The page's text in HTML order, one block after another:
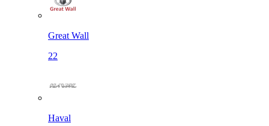
Great Wall
22
Haval